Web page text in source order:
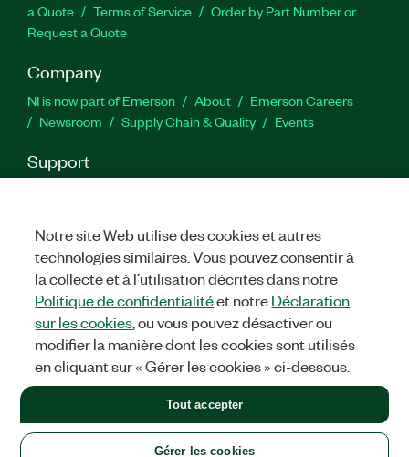
a Quote
Terms of Service
Order by Part Number or
Request a Quote
Company
NI is now part of Emerson About
Emerson Careers
Newsroom
Supply Chain & Quality Events
Support
Feedback
Facebook
TwitterLinkedIn
United States
LEGAL|IMPRINT|PRIVACY|Gérer les cookies
©2026NATIONAL INSTRUMENTS CORP. ALL RIGHTS RESERVED.
+1 877 388 1952
Notre site Web utilise des cookies et autres
technologies similaires. Vous pouvez consentir à
la collecte et à l’utilisation décrites dans notre
Politique de confidentialitéet notreDéclaration
sur les cookies , ou vous pouvez désactiver ou
modifier la manière dont les cookies sont utilisés
en cliquant sur « Gérer les cookies » ci-dessous.
Gérer les cookies
Tout accepter